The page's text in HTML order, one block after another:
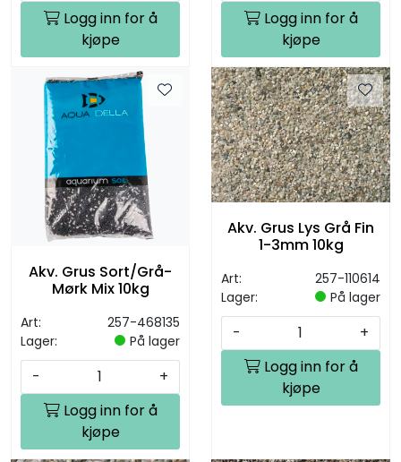
Logg inn for å
kjøpe
Logg inn for å
kjøpe
Akv. Grus Sort/Grå-
Mørk Mix 10kg
Art:
257-468135
Lager:
På lager
-
+
Logg inn for å
kjøpe
Akv. Grus Lys Grå Fin
1-3mm 10kg
Art:
257-110614
Lager:
På lager
-
+
Logg inn for å
kjøpe